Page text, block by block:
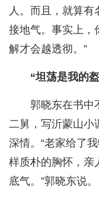
人。而且，就算
接地气。事实上，
解才会越透彻。”
“坦荡是我的
郭晓东在书中
二舅，写沂蒙山小
深情。“老家给了
样质朴的胸怀，亲
底气。”郭晓东说。